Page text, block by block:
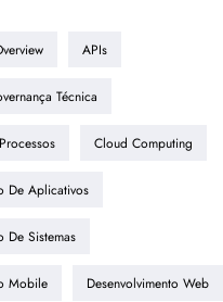
APIs
Técnica
Cloud Computing
De Aplicativos
De Sistemas
Mobile Desenvolvimento Web